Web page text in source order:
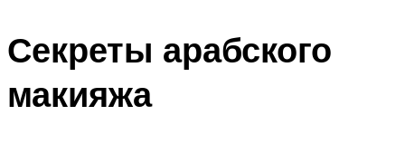
Секреты арабского
макияжа